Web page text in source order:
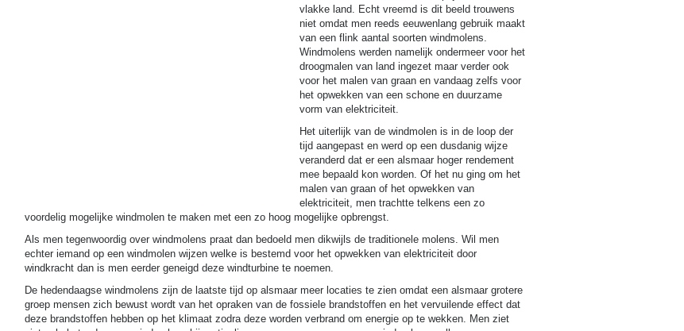
vlakke land. Echt vreemd is dit beeld trouwens
niet omdat men reeds eeuwenlang gebruik maakt
van een flink aantal soorten windmolens.
Windmolens werden namelijk ondermeer voor het
droogmalen van land ingezet maar verder ook
voor het malen van graan en vandaag zelfs voor
het opwekken van een schone en duurzame
vorm van elektriciteit.
Het uiterlijk van de windmolen is in de loop der
tijd aangepast en werd op een dusdanig wijze
veranderd dat er een alsmaar hoger rendement
mee bepaald kon worden. Of het nu ging om het
malen van graan of het opwekken van
elektriciteit, men trachtte telkens een zo
voordelig mogelijke windmolen te maken met een zo hoog mogelijke opbrengst.
Als men tegenwoordig over windmolens praat dan bedoeld men dikwijls de traditionele molens. Wil men
echter iemand op een windmolen wijzen welke is bestemd voor het opwekken van elektriciteit door
windkracht dan is men eerder geneigd deze windturbine te noemen.
De hedendaagse windmolens zijn de laatste tijd op alsmaar meer locaties te zien omdat een alsmaar grotere
groep mensen zich bewust wordt van het opraken van de fossiele brandstoffen en het vervuilende effect dat
deze brandstoffen hebben op het klimaat zodra deze worden verbrand om energie op te wekken. Men ziet